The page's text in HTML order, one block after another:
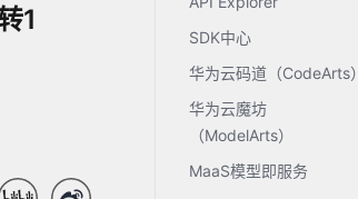
1
SDK中心
华为云码道（CodeArts）
华为云魔坊
（ModelArts）
MaaS模型即服务